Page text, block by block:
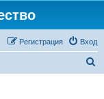
Вход
Регистрация